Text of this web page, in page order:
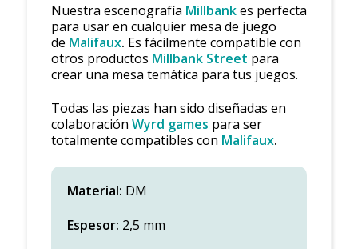
Nuestra escenografía Millbankes perfecta
para usar en cualquier mesa de juego
de Malifaux. Es fácilmente compatible con
otros productos Millbank Street para
crear una mesa temática para tus juegos.
Todas las piezas han sido diseñadas en
colaboración Wyrd games para ser
totalmente compatibles con Malifaux.
Material: DM
Espesor: 2,5 mm